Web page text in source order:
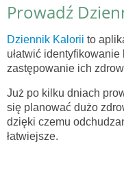
Prowadź
Dziennik Kalorii to
ułatwić
zastępowanie ich
Już po kilku dniach
się planować dużo
dzięki czemu
łatwiejsze.